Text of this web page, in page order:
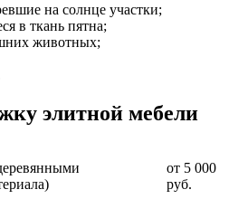
на солнце участки;
в ткань пятна;
животных;
элитной мебели
от 5 000
руб.